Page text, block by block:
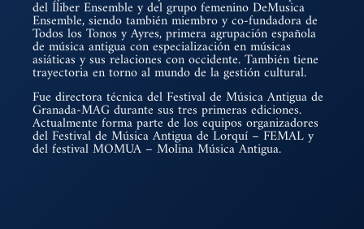
del Íliber Ensemble y del grupo femenino DeMusica
Ensemble, siendo también miembro y co-fundadora de
Todos los Tonos y Ayres, primera agrupación española
de música antigua con especialización en músicas
asiáticas y sus relaciones con occidente. También tiene
trayectoria en torno al mundo de la gestión cultural.
Fue directora técnica del Festival de Música Antigua de
Granada-MAG durante sus tres primeras ediciones.
Actualmente forma parte de los equipos organizadores
del Festival de Música Antigua de Lorquí – FEMAL y
del festival MOMUA – Molina Música Antigua.